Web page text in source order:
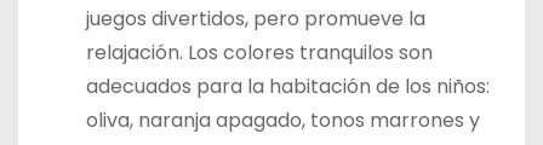
juegos divertidos, pero promueve la
relajación. Los colores tranquilos son
adecuados para la habitación de los niños:
oliva, naranja apagado, tonos marrones y